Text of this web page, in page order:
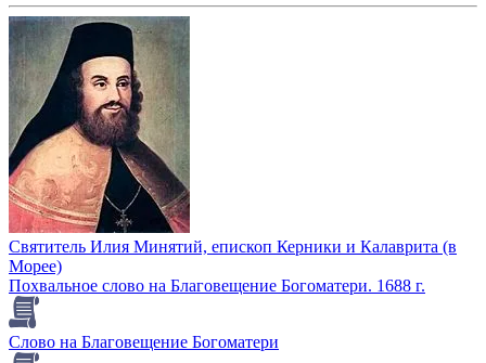
Святитель Илия Минятий, епископ Керники и Калаврита (в
Морее)
Похвальное слово на Благовещение Богоматери. 1688 г.
Слово на Благовещение Богоматери